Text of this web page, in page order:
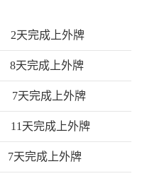
2天完成上外牌
8天完成上外牌
7天完成上外牌
11天完成上外牌
7天完成上外牌